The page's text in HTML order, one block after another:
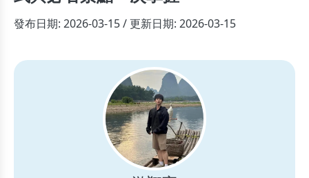
發布日期: 2026-03-15 / 更新日期: 2026-03-15